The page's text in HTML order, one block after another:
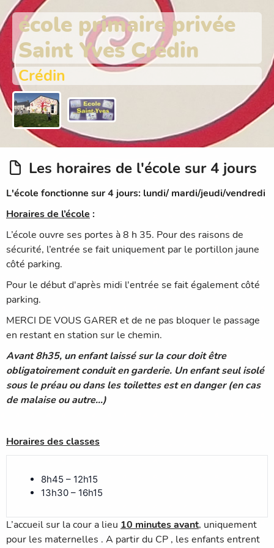
école primaire privée
Saint Yves Crédin
Crédin
Les horaires de l'école sur 4 jours
L'école fonctionne sur 4 jours: lundi/ mardi/jeudi/vendredi
Horaires de l’école :
L’école ouvre ses portes à 8 h 35. Pour des raisons de
sécurité, l’entrée se fait uniquement par le portillon jaune
côté parking.
Pour le début d'après midi l'entrée se fait également côté
parking.
MERCI DE VOUS GARER et de ne pas bloquer le passage
en restant en station sur le chemin.
Avant 8h35, un enfant laissé sur la cour doit être
obligatoirement conduit en garderie. Un enfant seul isolé
sous le préau ou dans les toilettes est en danger (en cas
de malaise ou autre…)
Horaires des classes
8h45 – 12h15
13h30 – 16h15
L’accueil sur la cour a lieu 10 minutes avant, uniquement
pour les maternelles . A partir du CP , les enfants entrent